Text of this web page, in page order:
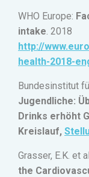
WHO Europe:
intake . 2018
http://
health-2018-
Bundesinstitut
Jugendliche:
Drinks erhöht
Kreislauf,
Grasser, E.K. et
the